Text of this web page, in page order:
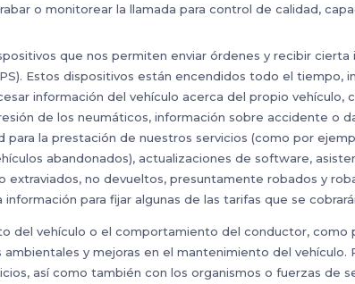
o monitorear la llamada para control de calidad,
que nos permiten enviar órdenes y recibir
Estos dispositivos están encendidos todo el tiempo,
información del vehículo acerca del propio
de los neumáticos, información sobre accidente o
la prestación de nuestros servicios (como por
abandonados), actualizaciones de software,
no devueltos, presuntamente robados y
para fijar algunas de las tarifas que se
del vehículo o el comportamiento del conductor,
y mejoras en el mantenimiento del
así como también con los organismos o fuerzas de